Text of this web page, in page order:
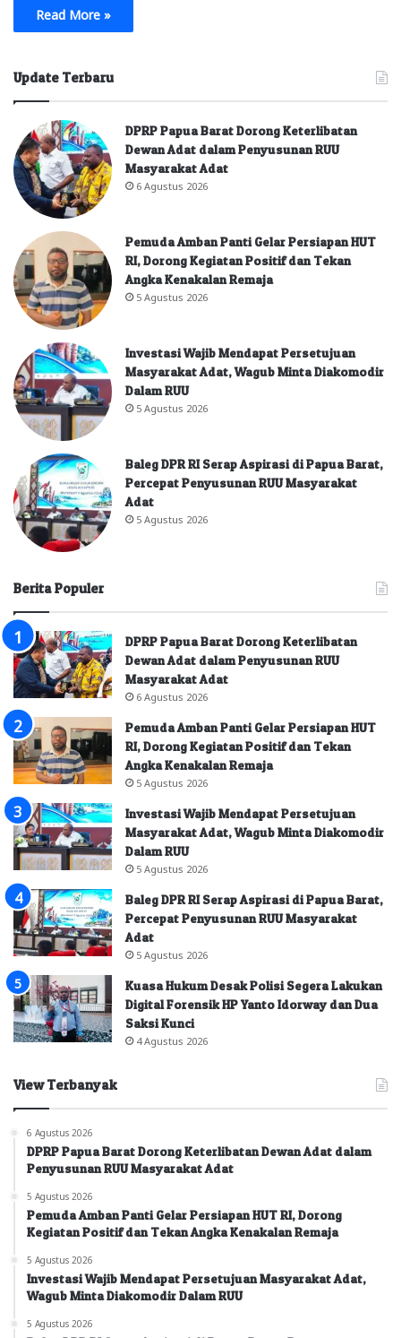
Read More »
Update Terbaru
DPRP Papua Barat Dorong Keterlibatan
Dewan Adat dalam Penyusunan RUU
Masyarakat Adat
6 Agustus 2026
Pemuda Amban Panti Gelar Persiapan HUT
RI, Dorong Kegiatan Positif dan Tekan
Angka Kenakalan Remaja
5 Agustus 2026
Investasi Wajib Mendapat Persetujuan
Masyarakat Adat, Wagub Minta Diakomodir
Dalam RUU
5 Agustus 2026
Baleg DPR RI Serap Aspirasi di Papua Barat,
Percepat Penyusunan RUU Masyarakat
Adat
5 Agustus 2026
Berita Populer
DPRP Papua Barat Dorong Keterlibatan
Dewan Adat dalam Penyusunan RUU
Masyarakat Adat
6 Agustus 2026
Pemuda Amban Panti Gelar Persiapan HUT
RI, Dorong Kegiatan Positif dan Tekan
Angka Kenakalan Remaja
5 Agustus 2026
Investasi Wajib Mendapat Persetujuan
Masyarakat Adat, Wagub Minta Diakomodir
Dalam RUU
5 Agustus 2026
Baleg DPR RI Serap Aspirasi di Papua Barat,
Percepat Penyusunan RUU Masyarakat
Adat
5 Agustus 2026
Kuasa Hukum Desak Polisi Segera Lakukan
Digital Forensik HP Yanto Idorway dan Dua
Saksi Kunci
4 Agustus 2026
View Terbanyak
6 Agustus 2026
DPRP Papua Barat Dorong Keterlibatan Dewan Adat dalam
Penyusunan RUU Masyarakat Adat
5 Agustus 2026
Pemuda Amban Panti Gelar Persiapan HUT RI, Dorong
Kegiatan Positif dan Tekan Angka Kenakalan Remaja
5 Agustus 2026
Investasi Wajib Mendapat Persetujuan Masyarakat Adat,
Wagub Minta Diakomodir Dalam RUU
5 Agustus 2026